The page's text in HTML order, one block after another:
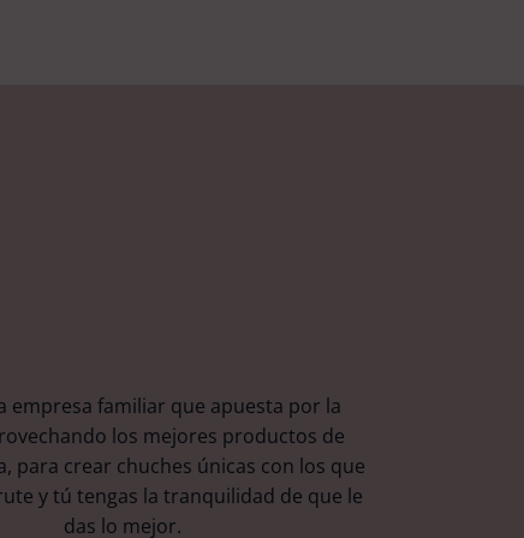
empresa familiar que apuesta por la
los mejores productos de
para crear chuches únicas con los que
y tú tengas la tranquilidad de que le
das lo mejor.